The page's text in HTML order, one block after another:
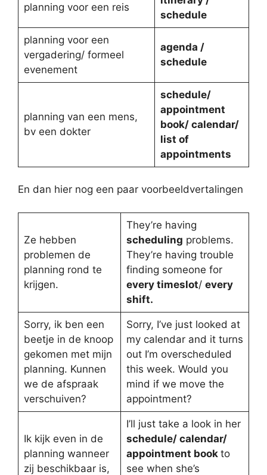
planning voor een reis
schedule
planning voor een
vergadering/ formeel
evenement
agenda /
schedule
planning van een mens,
bv een dokter
schedule/
appointment
book/ calendar/
list of
appointments
En dan hier nog een paar voorbeeldvertalingen
Ze hebben
problemen de
planning rond te
krijgen.
They’re having
scheduling problems.
They’re having trouble
finding someone for
every timeslot/ every
shift.
Sorry, ik ben een
beetje in de knoop
gekomen met mijn
planning. Kunnen
we de afspraak
verschuiven?
Sorry, I’ve just looked at
my calendar and it turns
out I’m overscheduled
this week. Would you
mind if we move the
appointment?
Ik kijk even in de
planning wanneer
zij beschikbaar is,
I’ll just take a look in her
schedule/ calendar/
appointment book to
see when she’s